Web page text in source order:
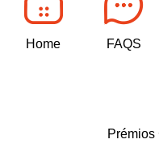
Home FAQS
Prémios